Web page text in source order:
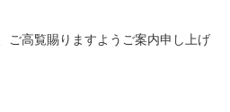
ご高覧賜りますようご案内申し上げ